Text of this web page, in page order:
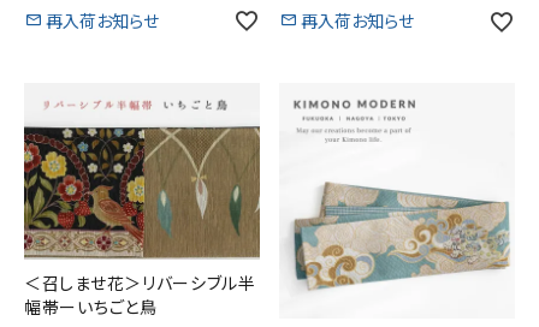
再入荷お知らせ 再入荷お知らせ
＜召しませ花＞リバーシブル半
幅帯ーいちごと鳥